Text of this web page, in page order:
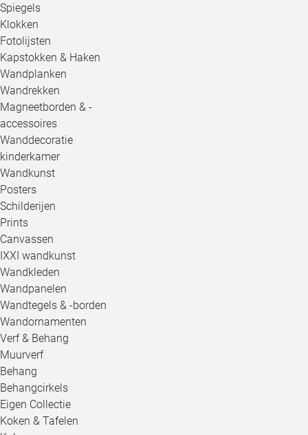
Spiegels
Klokken
Fotolijsten
Kapstokken & Haken
Wandplanken
Wandrekken
Magneetborden & -
accessoires
Wanddecoratie
kinderkamer
Wandkunst
Posters
Schilderijen
Prints
Canvassen
IXXI wandkunst
Wandkleden
Wandpanelen
Wandtegels & -borden
Wandornamenten
Verf & Behang
Muurverf
Behang
Behangcirkels
Eigen Collectie
Koken & Tafelen